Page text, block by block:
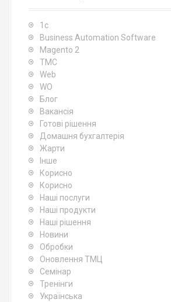
1c
Business Automation Software
Magento 2
TMC
Web
WO
Блог
Вакансія
Готові рішення
Домашня бухгалтерія
Жарти
Інше
Корисно
Корисно
Наші послуги
Наші продукти
Наші рішення
Новини
Обробки
Оновлення ТМЦ
Семінар
Тренінги
Українська